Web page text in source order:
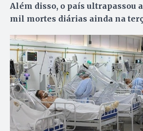
Além disso, o país ultrapassou
mil mortes diárias ainda na